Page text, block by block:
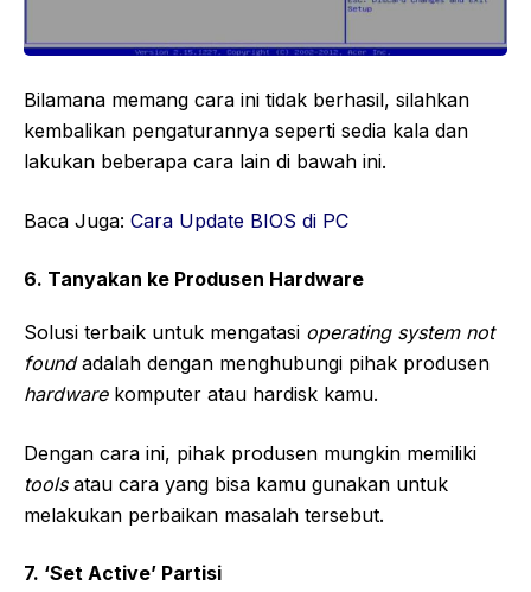
Bilamana memang cara ini tidak berhasil, silahkan
kembalikan pengaturannya seperti sedia kala dan
lakukan beberapa cara lain di bawah ini.
Baca Juga: Cara Update BIOS di PC
6. Tanyakan ke Produsen Hardware
Solusi terbaik untuk mengatasi operating system not
foundadalah dengan menghubungi pihak produsen
hardware komputer atau hardisk kamu.
Dengan cara ini, pihak produsen mungkin memiliki
tools atau cara yang bisa kamu gunakan untuk
melakukan perbaikan masalah tersebut.
7. ‘Set Active’ Partisi